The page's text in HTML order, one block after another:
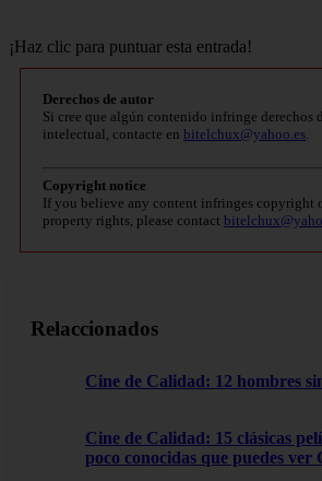
¡Haz clic para puntuar esta entrada!
Derechos de autor
Si cree que algún contenido infringe derechos
intelectual, contacte en bitelchux@yahoo.es
Copyright notice
If you believe any content infringes copyright
property rights, please contact
Relaccionados
Cine de Calidad: 12 hombres
Cine de Calidad: 15 clásicas
poco conocidas que puedes ver